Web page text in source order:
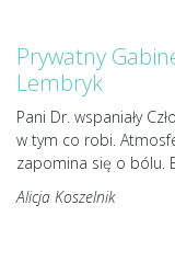
Prywatny
Lembryk
Pani Dr. wspaniały
w tym co robi.
zapomina się o bólu.
Alicja Koszelnik